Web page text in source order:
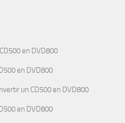
en DVD800
en DVD800
un CD500 en DVD800
en DVD800